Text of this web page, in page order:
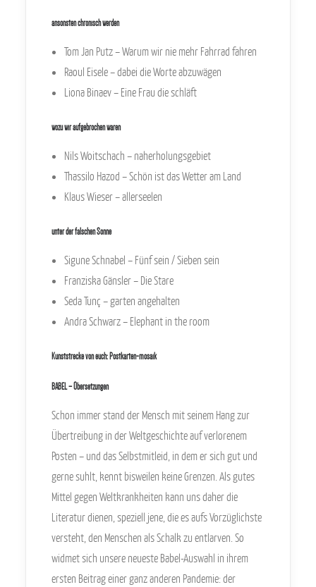
ansonsten chronisch werden
Tom Jan Putz – Warum wir nie mehr Fahrrad fahren
Raoul Eisele – dabei die Worte abzuwägen
Liona Binaev – Eine Frau die schläft
wozu wir aufgebrochen waren
Nils Woitschach – naherholungsgebiet
Thassilo Hazod – Schön ist das Wetter am Land
Klaus Wieser – allerseelen
unter der falschen Sonne
Sigune Schnabel – Fünf sein / Sieben sein
Franziska Gänsler – Die Stare
Seda Tunç – garten angehalten
Andra Schwarz – Elephant in the room
Kunststrecke von euch: Postkarten-mosaik
BABEL – Übersetzungen
Schon immer stand der Mensch mit seinem Hang zur
Übertreibung in der Weltgeschichte auf verlorenem
Posten – und das Selbstmitleid, in dem er sich gut und
gerne suhlt, kennt bisweilen keine Grenzen. Als gutes
Mittel gegen Weltkrankheiten kann uns daher die
Literatur dienen, speziell jene, die es aufs Vorzüglichste
versteht, den Menschen als Schalk zu entlarven. So
widmet sich unsere neueste Babel-Auswahl in ihrem
ersten Beitrag einer ganz anderen Pandemie: der